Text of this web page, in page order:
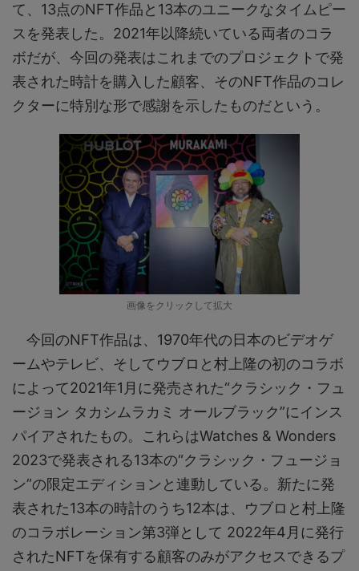
て、13点のNFT作品と13本のユニークなタイムピー
スを発表した。2021年以降続いている両者のコラ
ボだが、今回の発表はこれまでのプロジェクトで発
表された時計を購入した顧客、そのNFT作品のコレ
クターに特別な形で感謝を示したものだという。
画像をクリックして拡大
今回のNFT作品は、1970年代の日本のビデオゲ
ームやテレビ、そしてウブロと村上隆の初のコラボ
によって2021年1月に発売された“クラシック・フュ
ージョン タカシムラカミ オールブラック”にインス
パイアされたもの。これらはWatches & Wonders
2023で発表される13本の“クラシック・フュージョ
ン”の限定エディションと連動している。新たに発
表された13本の時計のうち12本は、ウブロと村上隆
のコラボレーション第3弾として 2022年4月に発行
されたNFTを保有する顧客のみがアクセスできるプ